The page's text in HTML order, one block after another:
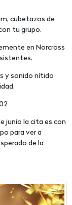
cubetazos de
tu grupo.
en Norcross
y sonido nítido
junio la cita es con
para ver a
de la